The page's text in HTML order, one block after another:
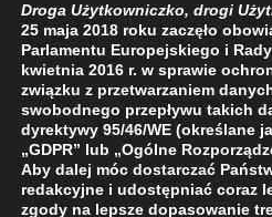
O NAS
REDAKCJA
Droga Użytkowniczko, drogi
25 maja 2018 roku zaczęło
Parlamentu Europejskiego i
kwietnia 2016 r. w sprawie
związku z przetwarzaniem
swobodnego przepływu takich
dyrektywy 95/46/WE (określane
„GDPR” lub „Ogólne
Aby dalej móc dostarczać
redakcyjne i udostępniać coraz
zgody na lepsze dopasowanie